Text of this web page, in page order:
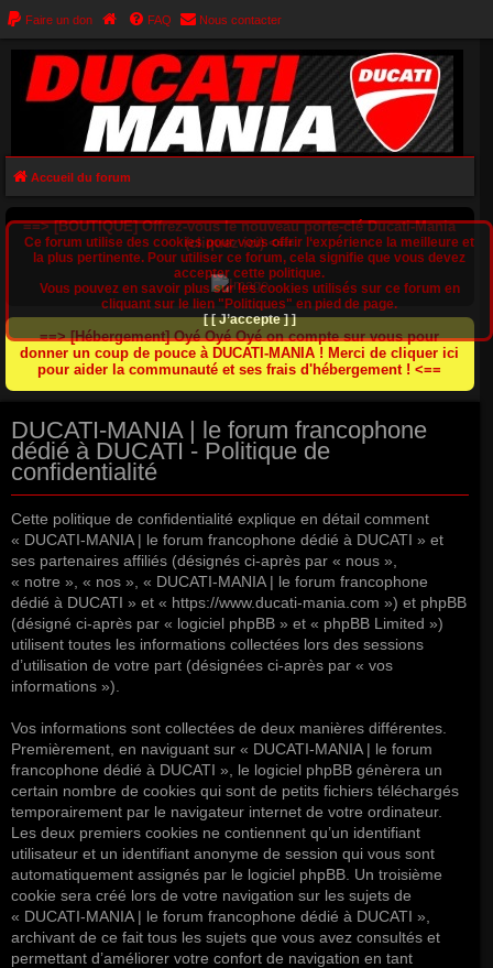
Faire un don FAQ Nous contacter
Accueil du forum
==> [BOUTIQUE] Offrez-vous le nouveau porte-clé Ducati-Mania
(cliquez ici) <==
==> [Hébergement] Oyé Oyé Oyé on compte sur vous pour
donner un coup de pouce à DUCATI-MANIA ! Merci de cliquer ici
pour aider la communauté et ses frais d'hébergement ! <==
DUCATI-MANIA | le forum francophone
dédié à DUCATI - Politique de
confidentialité
Cette politique de confidentialité explique en détail comment
« DUCATI-MANIA | le forum francophone dédié à DUCATI » et
ses partenaires affiliés (désignés ci-après par « nous »,
« notre », « nos », « DUCATI-MANIA | le forum francophone
dédié à DUCATI » et « https://www.ducati-mania.com ») et phpBB
(désigné ci-après par « logiciel phpBB » et « phpBB Limited »)
utilisent toutes les informations collectées lors des sessions
d’utilisation de votre part (désignées ci-après par « vos
informations »).
Vos informations sont collectées de deux manières différentes.
Premièrement, en naviguant sur « DUCATI-MANIA | le forum
francophone dédié à DUCATI », le logiciel phpBB génèrera un
certain nombre de cookies qui sont de petits fichiers téléchargés
temporairement par le navigateur internet de votre ordinateur.
Les deux premiers cookies ne contiennent qu’un identifiant
utilisateur et un identifiant anonyme de session qui vous sont
automatiquement assignés par le logiciel phpBB. Un troisième
cookie sera créé lors de votre navigation sur les sujets de
« DUCATI-MANIA | le forum francophone dédié à DUCATI »,
archivant de ce fait tous les sujets que vous avez consultés et
permettant d’améliorer votre confort de navigation en tant
Ce forum utilise des cookies pour vous offrir l‘expérience la meilleure et
la plus pertinente. Pour utiliser ce forum, cela signifie que vous devez
accepter cette politique.
Vous pouvez en savoir plus sur les cookies utilisés sur ce forum en
cliquant sur le lien "Politiques" en pied de page.
[ [ J’accepte ] ]